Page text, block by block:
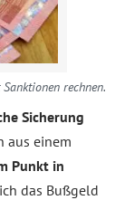
rechnen.
Sicherung
aus einem
Punkt in
das Bußgeld